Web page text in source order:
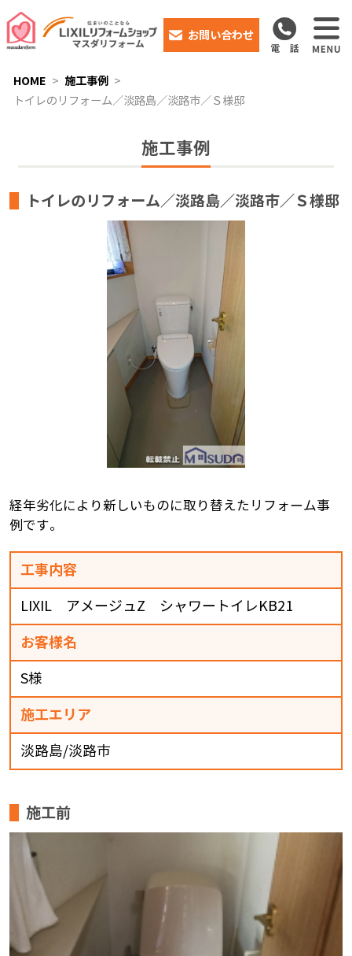
お問い合わせ
HOME
施工事例
トイレのリフォーム／淡路島／淡路市／Ｓ様邸
施工事例
トイレのリフォーム／淡路島／淡路市／Ｓ様邸
経年劣化により新しいものに取り替えたリフォーム事
例です。
工事内容
LIXIL アメージュZ シャワートイレKB21
お客様名
S様
施工エリア
淡路島/淡路市
施工前